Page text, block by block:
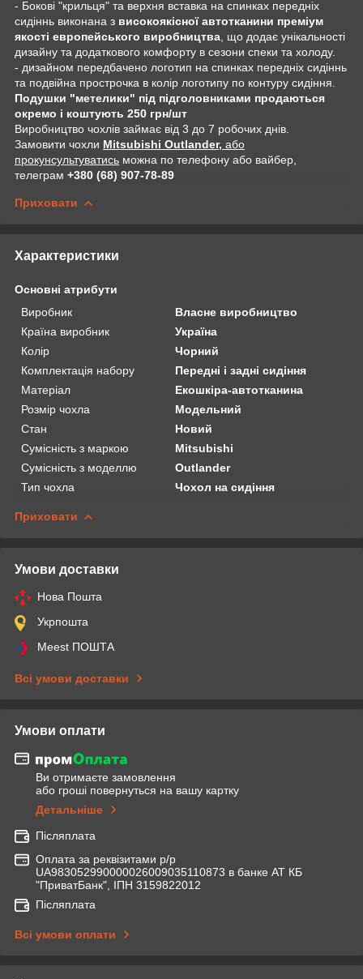
- Бокові "крильця" та верхня вставка на спинках передніх
сидіннь виконана з високоякісної автотканини преміум
якості европейського виробництва , що додає унікальності
дизайну та додаткового комфорту в сезони спеки та холоду.
- дизайном передбачено логотип на спинках передніх сидіннь
та подвійна прострочка в колір логотипу по контуру сидіння.
Подушки "метелики" під підголовниками продаються
окремо і коштують 250 грн/шт
Виробництво чохлів займає від 3 до 7 робочих днів.
Замовити чохли Mitsubishi Outlander, або
прокунсультуватись можна по телефону або вайбер,
телеграм +380 (68) 907-78-89
Приховати
Характеристики
Основні атрибути
Виробник
Власне виробництво
Країна виробник
Україна
Колір
Чорний
Комплектація набору
Передні і задні сидіння
Матеріал
Екошкіра-автотканина
Розмір чохла
Модельний
Стан
Новий
Сумісність з маркою
Mitsubishi
Сумісність з моделлю
Outlander
Тип чохла
Чохол на сидіння
Приховати
Умови доставки
Нова Пошта
Укрпошта
Meest ПОШТА
Всі умови доставки
Умови оплати
Ви отримаєте замовлення
або гроші повернуться на вашу картку
Детальніше
Післяплата
Оплата за реквізитами р/р
UA983052990000026009035110873 в банке АТ КБ
"ПриватБанк", ІПН 3159822012
Післяплата
Всі умови оплати